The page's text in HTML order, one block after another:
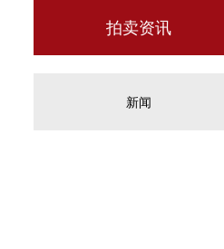
拍卖资讯
新闻